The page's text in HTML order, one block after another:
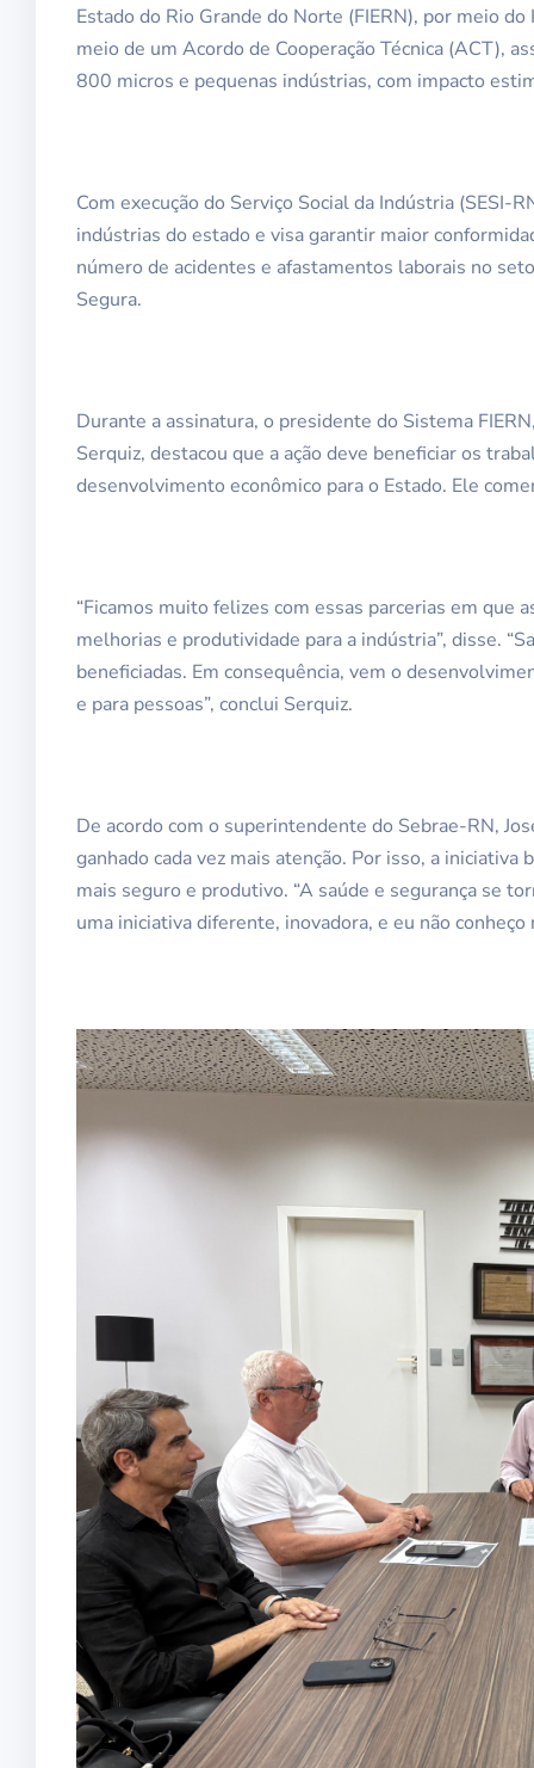
Estado do Rio Grande do Norte (FIERN), por meio
meio de um Acordo de Cooperação Técnica (ACT),
800 micros e pequenas indústrias, com impacto
Com execução do Serviço Social da Indústria (SESI-
indústrias do estado e visa garantir maior
número de acidentes e afastamentos laborais no
Segura.
Durante a assinatura, o presidente do Sistema
Serquiz, destacou que a ação deve beneficiar os
desenvolvimento econômico para o Estado. Ele
“Ficamos muito felizes com essas parcerias em
melhorias e produtividade para a indústria”, disse.
beneficiadas. Em consequência, vem o
e para pessoas”, conclui Serquiz.
De acordo com o superintendente do Sebrae-RN,
ganhado cada vez mais atenção. Por isso, a
mais seguro e produtivo. “A saúde e segurança se
uma iniciativa diferente, inovadora, e eu não